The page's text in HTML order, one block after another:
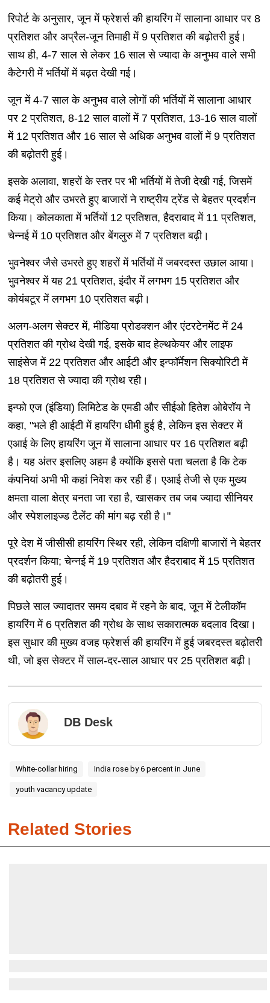
रिपोर्ट के अनुसार, जून में फ्रेशर्स की हायरिंग में सालाना आधार पर 8
प्रतिशत और अप्रैल-जून तिमाही में 9 प्रतिशत की बढ़ोतरी हुई।
साथ ही, 4-7 साल से लेकर 16 साल से ज्यादा के अनुभव वाले सभी
कैटेगरी में भर्तियों में बढ़त देखी गई।
जून में 4-7 साल के अनुभव वाले लोगों की भर्तियों में सालाना आधार
पर 2 प्रतिशत, 8-12 साल वालों में 7 प्रतिशत, 13-16 साल वालों
में 12 प्रतिशत और 16 साल से अधिक अनुभव वालों में 9 प्रतिशत
की बढ़ोतरी हुई।
इसके अलावा, शहरों के स्तर पर भी भर्तियों में तेजी देखी गई, जिसमें
कई मेट्रो और उभरते हुए बाजारों ने राष्ट्रीय ट्रेंड से बेहतर प्रदर्शन
किया। कोलकाता में भर्तियों 12 प्रतिशत, हैदराबाद में 11 प्रतिशत,
चेन्नई में 10 प्रतिशत और बेंगलुरु में 7 प्रतिशत बढ़ी।
भुवनेश्वर जैसे उभरते हुए शहरों में भर्तियों में जबरदस्त उछाल आया।
भुवनेश्वर में यह 21 प्रतिशत, इंदौर में लगभग 15 प्रतिशत और
कोयंबटूर में लगभग 10 प्रतिशत बढ़ी।
अलग-अलग सेक्टर में, मीडिया प्रोडक्शन और एंटरटेनमेंट में 24
प्रतिशत की ग्रोथ देखी गई, इसके बाद हेल्थकेयर और लाइफ
साइंसेज में 22 प्रतिशत और आईटी और इन्फॉर्मेशन सिक्योरिटी में
18 प्रतिशत से ज्यादा की ग्रोथ रही।
इन्फो एज (इंडिया) लिमिटेड के एमडी और सीईओ हितेश ओबेरॉय ने
कहा, "भले ही आईटी में हायरिंग धीमी हुई है, लेकिन इस सेक्टर में
एआई के लिए हायरिंग जून में सालाना आधार पर 16 प्रतिशत बढ़ी
है। यह अंतर इसलिए अहम है क्योंकि इससे पता चलता है कि टेक
कंपनियां अभी भी कहां निवेश कर रही हैं। एआई तेजी से एक मुख्य
क्षमता वाला क्षेत्र बनता जा रहा है, खासकर तब जब ज्यादा सीनियर
और स्पेशलाइज्ड टैलेंट की मांग बढ़ रही है।"
पूरे देश में जीसीसी हायरिंग स्थिर रही, लेकिन दक्षिणी बाजारों ने बेहतर
प्रदर्शन किया; चेन्नई में 19 प्रतिशत और हैदराबाद में 15 प्रतिशत
की बढ़ोतरी हुई।
पिछले साल ज्यादातर समय दबाव में रहने के बाद, जून में टेलीकॉम
हायरिंग में 6 प्रतिशत की ग्रोथ के साथ सकारात्मक बदलाव दिखा।
इस सुधार की मुख्य वजह फ्रेशर्स की हायरिंग में हुई जबरदस्त बढ़ोतरी
थी, जो इस सेक्टर में साल-दर-साल आधार पर 25 प्रतिशत बढ़ी।
DB Desk
White-collar hiring India rose by 6 percent in June
youth vacancy update
Related Stories